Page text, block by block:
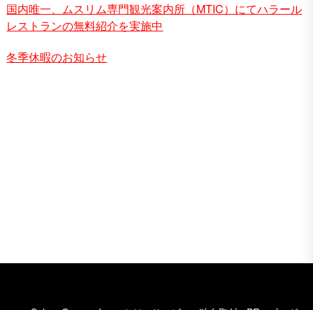
国内唯一、ムスリム専門観光案内所（MTIC）にてハラール
レストランの無料紹介を実施中
冬季休暇のお知らせ